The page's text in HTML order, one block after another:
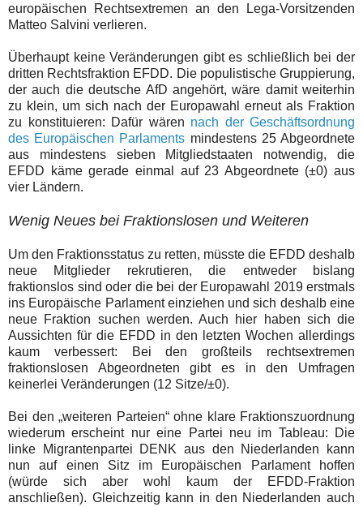
europäischen Rechtsextremen an den Lega-Vorsitzenden
Matteo Salvini verlieren.
Überhaupt keine Veränderungen gibt es schließlich bei der
dritten Rechtsfraktion EFDD. Die populistische Gruppierung,
der auch die deutsche AfD angehört, wäre damit weiterhin
zu klein, um sich nach der Europawahl erneut als Fraktion
zu konstituieren: Dafür wären nach der Geschäftsordnung
des Europäischen Parlaments mindestens 25 Abgeordnete
aus mindestens sieben Mitgliedstaaten notwendig, die
EFDD käme gerade einmal auf 23 Abgeordnete (±0) aus
vier Ländern.
Wenig Neues bei Fraktionslosen und Weiteren
Um den Fraktionsstatus zu retten, müsste die EFDD deshalb
neue Mitglieder rekrutieren, die entweder bislang
fraktionslos sind oder die bei der Europawahl 2019 erstmals
ins Europäische Parlament einziehen und sich deshalb eine
neue Fraktion suchen werden. Auch hier haben sich die
Aussichten für die EFDD in den letzten Wochen allerdings
kaum verbessert: Bei den großteils rechtsextremen
fraktionslosen Abgeordneten gibt es in den Umfragen
keinerlei Veränderungen (12 Sitze/±0).
Bei den „weiteren Parteien“ ohne klare Fraktionszuordnung
wiederum erscheint nur eine Partei neu im Tableau: Die
linke Migrantenpartei DENK aus den Niederlanden kann
nun auf einen Sitz im Europäischen Parlament hoffen
(würde sich aber wohl kaum der EFDD-Fraktion
anschließen). Gleichzeitig kann in den Niederlanden auch